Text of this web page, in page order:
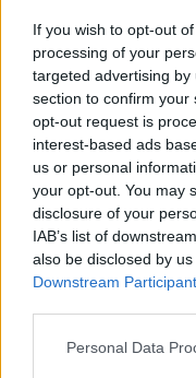
If you wish to opt-out
processing of your
targeted advertising
section to confirm your
opt-out request is
interest-based ads
us or personal
your opt-out. You may
disclosure of your
IAB’s list of
also be disclosed by
Downstream
Personal Data
H Διαμεσολάβηση είναι
έχει ορισμένη
μερικές ώρες.
Πόσο
της